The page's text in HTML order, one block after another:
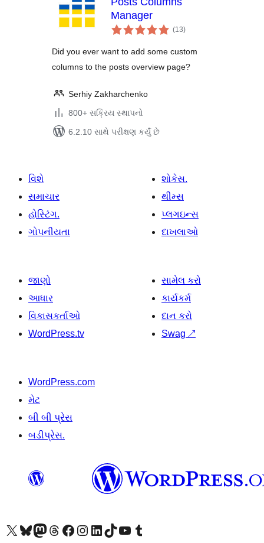
Manager
(13કુલ
રેટિંગ્સ
)
Did you ever want to add some custom
columns to the posts overview page?
Serhiy Zakharchenko
800+ સક્રિય સ્થાપનો
6.2.10 સાથે પરીક્ષણ કર્યું છે
વિશે
સમાચાર
હોસ્ટિંગ.
ગોપનીયતા
શોકેસ.
થીમ્સ
પ્લગઇન્સ
દાખલાઓ
જાણો
આધાર
વિકાસકર્તાઓ
WordPress.tv
સામેલ કરો
કાર્યકર્મ
દાન કરો
Swag ↗
WordPress.com
મેટ
બી બી પ્રેસ
બડીપ્રેસ.
અમારા X (અગાઉ ટ્વિટર) એકાઉન્ટની મુલાકાત લોઅમારા Bluesky એકાઉન્ટની મુલાકાત લોઅમારા માસ્ટોડોન એકાઉન્ટની મુલાકાત લોઅમારા Threads એકાઉન્ટની મુલાકાત લો અમારા ફેસબુક પેજની મુલાકાત લોઅમારા ઇન્સ્ટાગ્રામ એકાઉન્ટની મુલાકાત લો અમારા LinkedIn એકાઉન્ટની મુલાકાત લોઅમારા TikTok એકાઉન્ટની મુલાકાત લોઅમારી YouTube ચેનલની મુલાકાત લો અમારા Tumblr એકાઉન્ટની મુલાકાત લો